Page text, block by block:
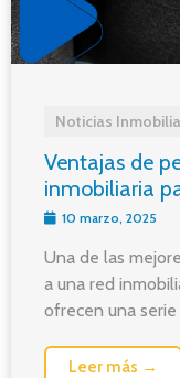
Noticias
Ventajas de
inmobiliaria
10 marzo, 2025
Una de las
a una red
ofrecen una
Leer más →